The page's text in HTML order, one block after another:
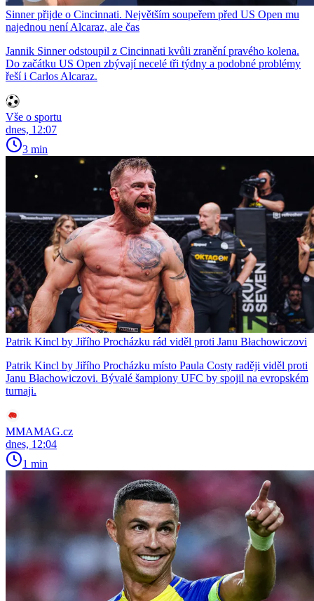
Sinner přijde o Cincinnati. Největším soupeřem před US Open mu
najednou není Alcaraz, ale čas
Jannik Sinner odstoupil z Cincinnati kvůli zranění pravého kolena.
Do začátku US Open zbývají necelé tři týdny a podobné problémy
řeší i Carlos Alcaraz.
Vše o sportu
dnes, 12:07
3 min
Patrik Kincl by Jiřího Procházku rád viděl proti Janu Błachowiczovi
Patrik Kincl by Jiřího Procházku místo Paula Costy raději viděl proti
Janu Błachowiczovi. Bývalé šampiony UFC by spojil na evropském
turnaji.
MMAMAG.cz
dnes, 12:04
1 min